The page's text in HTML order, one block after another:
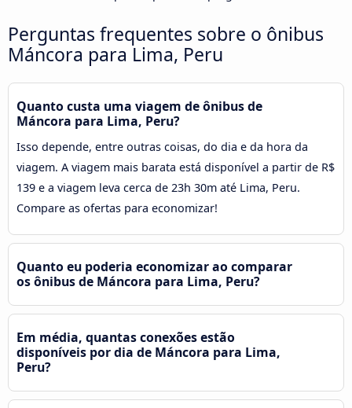
Perguntas frequentes sobre o ônibus
Máncora para Lima, Peru
Quanto custa uma viagem de ônibus de
Máncora para Lima, Peru?
Isso depende, entre outras coisas, do dia e da hora da
viagem. A viagem mais barata está disponível a partir de R$
139 e a viagem leva cerca de 23h 30m até Lima, Peru.
Compare as ofertas para economizar!
Quanto eu poderia economizar ao comparar
os ônibus de Máncora para Lima, Peru?
Em média, quantas conexões estão
disponíveis por dia de Máncora para Lima,
Peru?